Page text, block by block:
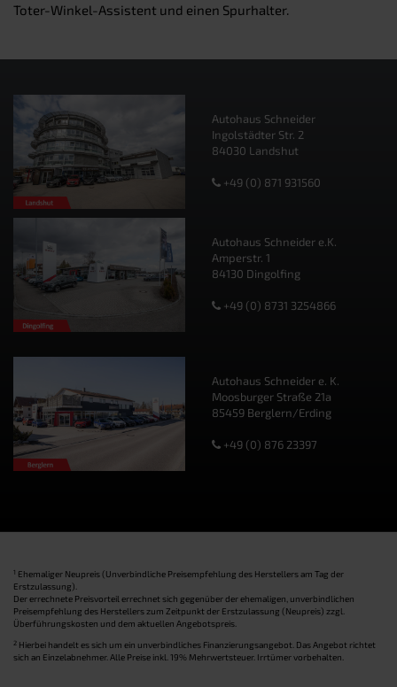
Toter-Winkel-Assistent und einen Spurhalter.
Autohaus Schneider
Ingolstädter Str. 2
84030 Landshut
+49 (0) 871 931560
Autohaus Schneider e.K.
Amperstr. 1
84130 Dingolfing
+49 (0) 8731 3254866
Autohaus Schneider e. K.
Moosburger Straße 21a
85459 Berglern/Erding
+49 (0) 876 23397
1 Ehemaliger Neupreis (Unverbindliche Preisempfehlung des Herstellers am Tag der
Erstzulassung).
Der errechnete Preisvorteil errechnet sich gegenüber der ehemaligen, unverbindlichen
Preisempfehlung des Herstellers zum Zeitpunkt der Erstzulassung (Neupreis) zzgl.
Überführungskosten und dem aktuellen Angebotspreis.
2 Hierbei handelt es sich um ein unverbindliches Finanzierungsangebot. Das Angebot richtet
sich an Einzelabnehmer. Alle Preise inkl. 19% Mehrwertsteuer. Irrtümer vorbehalten.